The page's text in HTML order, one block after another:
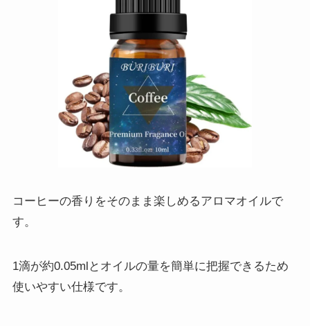
コーヒーの香りをそのまま楽しめるアロマオイルで
す。
1滴が約0.05mlとオイルの量を簡単に把握できるため
使いやすい仕様です。